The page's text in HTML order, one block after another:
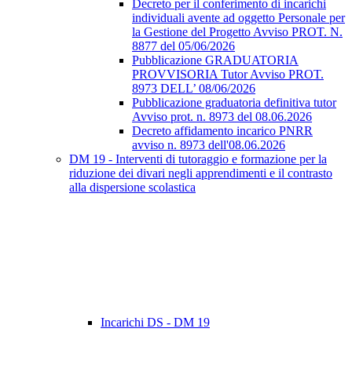
Decreto per il conferimento di incarichi
individuali avente ad oggetto Personale per
la Gestione del Progetto Avviso PROT. N.
8877 del 05/06/2026
Pubblicazione GRADUATORIA
PROVVISORIA Tutor Avviso PROT.
8973 DELL’ 08/06/2026
Pubblicazione graduatoria definitiva tutor
Avviso prot. n. 8973 del 08.06.2026
Decreto affidamento incarico PNRR
avviso n. 8973 dell'08.06.2026
DM 19 - Interventi di tutoraggio e formazione per la
riduzione dei divari negli apprendimenti e il contrasto
alla dispersione scolastica
Incarichi DS - DM 19